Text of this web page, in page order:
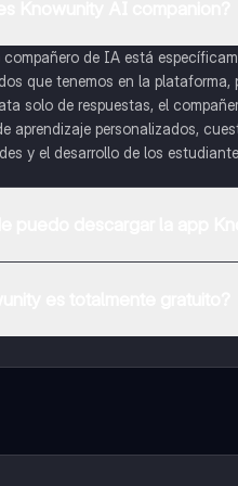
compañero de IA está
que tenemos en la
solo de respuestas, el
aprendizaje personalizados,
y el desarrollo de los
Puedes ganar dinero